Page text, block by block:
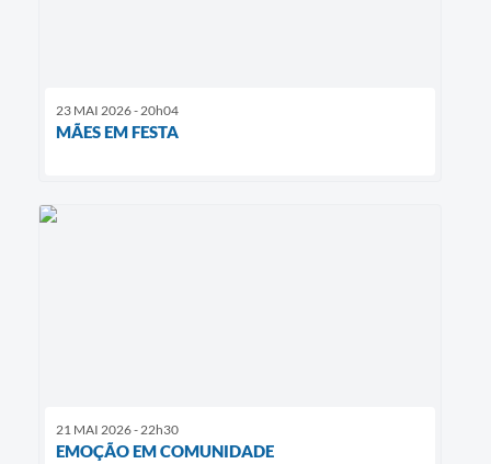
23 MAI 2026 - 20h04
MÃES EM FESTA
21 MAI 2026 - 22h30
EMOÇÃO EM COMUNIDADE